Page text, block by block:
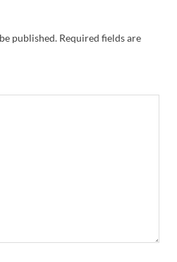
published. Required fields are